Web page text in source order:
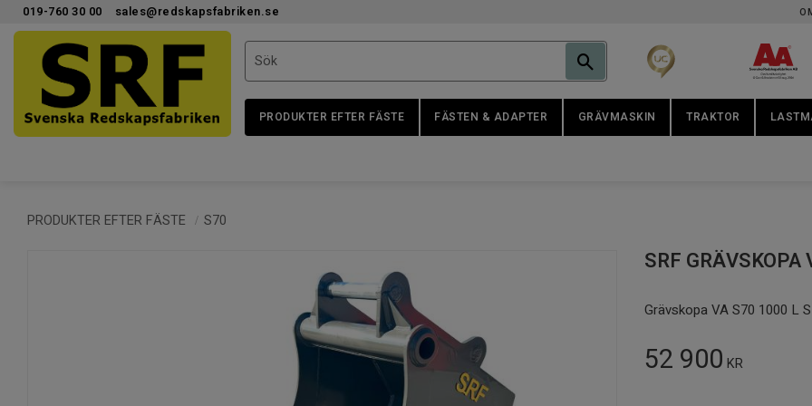
019-760 30 00 sales@redskapsfabriken.se
PRODUKTER EFTER FÄSTE FÄSTEN & ADAPTER GRÄVMASKIN TRAKTOR
PRODUKTER EFTER FÄSTE S70
SRF
Grävskopa VA S70 1000 L
52 900 KR